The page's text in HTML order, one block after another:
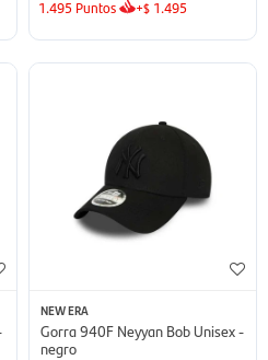
1.495 Puntos +$ 1.495
NEW ERA
Gorra 940F Neyyan Bob Unisex -
negro